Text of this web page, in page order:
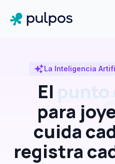
La Inteligencia
El punto
para
cuida
registra